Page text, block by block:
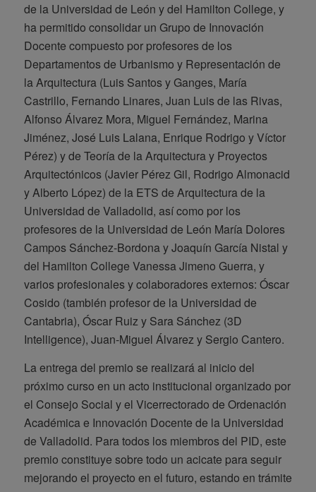
de la Universidad de León y del Hamilton College, y
ha permitido consolidar un Grupo de Innovación
Docente compuesto por profesores de los
Departamentos de Urbanismo y Representación de
la Arquitectura (Luis Santos y Ganges, María
Castrillo, Fernando Linares, Juan Luis de las Rivas,
Alfonso Álvarez Mora, Miguel Fernández, Marina
Jiménez, José Luis Lalana, Enrique Rodrigo y Víctor
Pérez) y de Teoría de la Arquitectura y Proyectos
Arquitectónicos (Javier Pérez Gil, Rodrigo Almonacid
y Alberto López) de la ETS de Arquitectura de la
Universidad de Valladolid, así como por los
profesores de la Universidad de León María Dolores
Campos Sánchez-Bordona y Joaquín García Nistal y
del Hamilton College Vanessa Jimeno Guerra, y
varios profesionales y colaboradores externos: Óscar
Cosido (también profesor de la Universidad de
Cantabria), Óscar Ruiz y Sara Sánchez (3D
Intelligence), Juan-Miguel Álvarez y Sergio Cantero.
La entrega del premio se realizará al inicio del
próximo curso en un acto institucional organizado por
el Consejo Social y el Vicerrectorado de Ordenación
Académica e Innovación Docente de la Universidad
de Valladolid. Para todos los miembros del PID, este
premio constituye sobre todo un acicate para seguir
mejorando el proyecto en el futuro, estando en trámite